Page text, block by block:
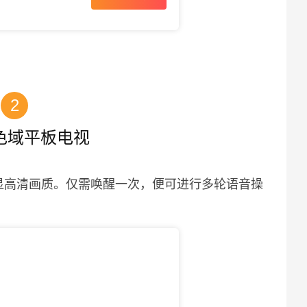
2
域平板电视
清画质。仅需唤醒一次，便可进行多轮语音操